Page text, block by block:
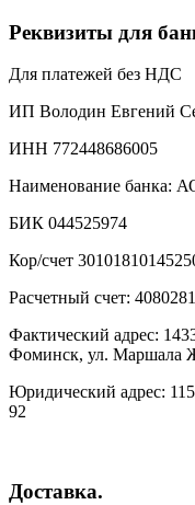
Реквизиты для
Для платежей без НДС
ИП Володин Евгений
ИНН 772448686005
Наименование банка:
БИК 044525974
Кор/счет
Расчетный счет:
Фактический адрес:
Фоминск, ул. Маршала
Юридический адрес:
92
Доставка.